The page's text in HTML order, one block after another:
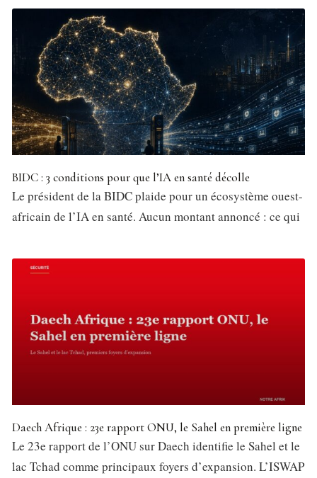
BIDC : 3 conditions pour que l’IA en santé décolle
Le président de la BIDC plaide pour un écosystème ouest-
africain de l’IA en santé. Aucun montant annoncé : ce qui
Daech Afrique : 23e rapport ONU, le Sahel en première ligne
Le 23e rapport de l’ONU sur Daech identifie le Sahel et le
lac Tchad comme principaux foyers d’expansion. L’ISWAP